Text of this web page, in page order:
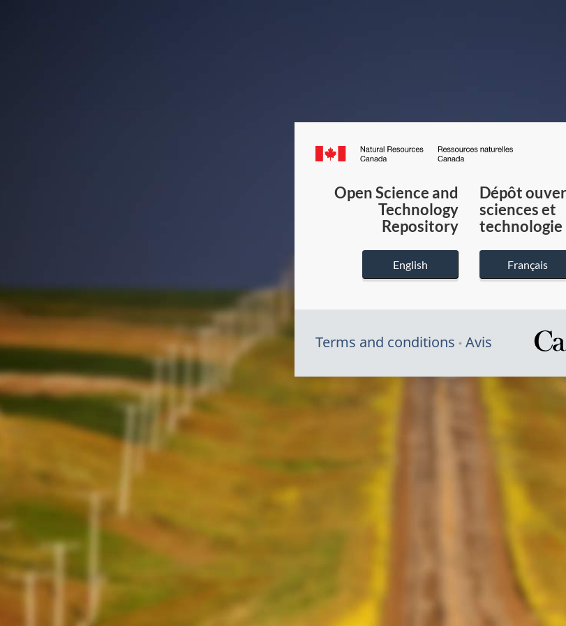
Canada.ca
du
Canada
Open Science and
Technology
Repository
English
Dépôt
sciences et
technologie
Français
Terms and conditions Avis